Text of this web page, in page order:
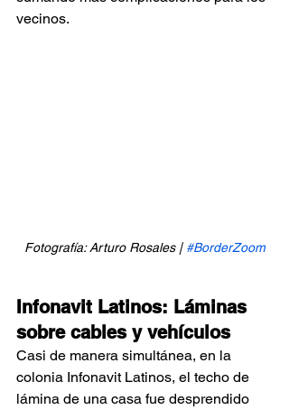
vecinos.
Fotografía: Arturo Rosales | #BorderZoom
Infonavit Latinos: Láminas
sobre cables y vehículos
Casi de manera simultánea, en la
colonia Infonavit Latinos, el techo de
lámina de una casa fue desprendido